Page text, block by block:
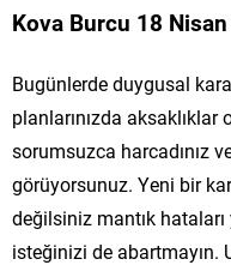
Kova Burcu 18
Bugünlerde duygusal
planlarınızda aksaklıklar
sorumsuzca harcadınız
görüyorsunuz. Yeni bir
değilsiniz mantık
isteğinizi de abartmayın.